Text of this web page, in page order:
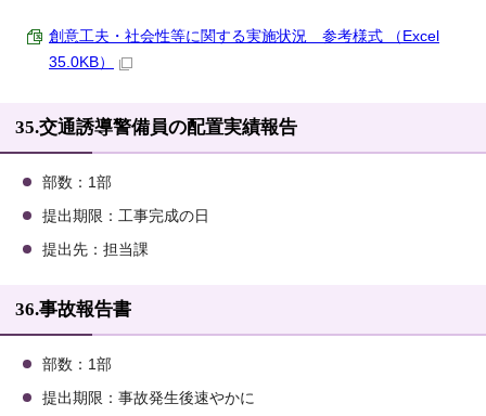
創意工夫・社会性等に関する実施状況 参考様式 （Excel
35.0KB）
35.交通誘導警備員の配置実績報告
部数：1部
提出期限：工事完成の日
提出先：担当課
36.事故報告書
部数：1部
提出期限：事故発生後速やかに